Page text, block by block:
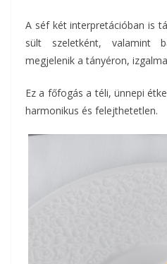
A séf két interpretációban is
sült szeletként, valamint
megjelenik a tányéron,
Ez a főfogás a téli, ünnepi
harmonikus és felejthetetlen.